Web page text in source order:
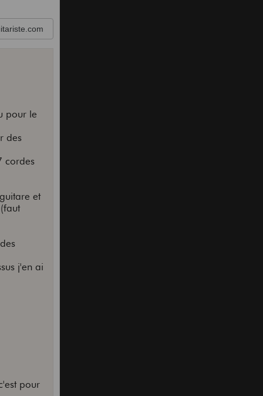
pour le
des
cordes
et
j'en ai
pour